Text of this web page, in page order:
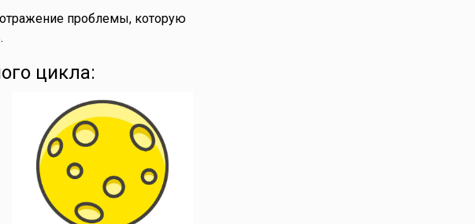
проблемы, которую
цикла: